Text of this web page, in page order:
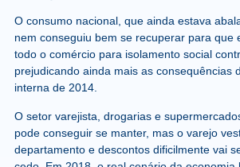
O consumo nacional, que ainda estava
nem conseguiu bem se recuperar para que
todo o comércio para isolamento social
prejudicando ainda mais as consequências
interna de 2014.
O setor varejista, drogarias e
pode conseguir se manter, mas o varejo
departamento e descontos dificilmente vai